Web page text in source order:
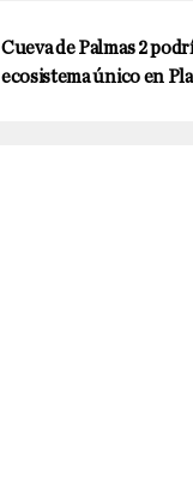
Cueva de Palmas 2
ecosistema único en